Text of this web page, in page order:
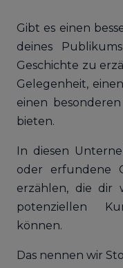
Gibt es einen
deines
Geschichte zu
Gelegenheit,
einen
bieten.
In diesen
oder erfundene
erzählen, die dir
potenziellen
können.
Das nennen wir